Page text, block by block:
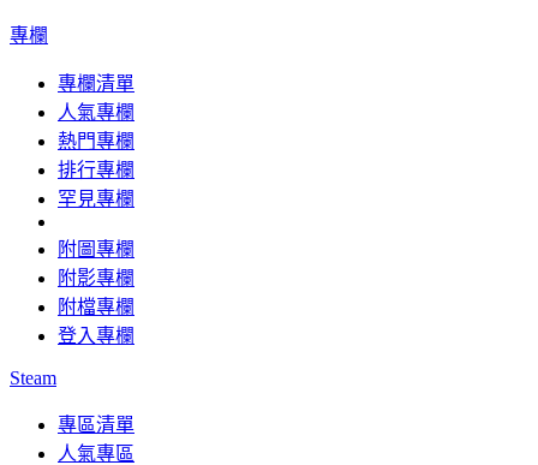
專欄
專欄清單
人氣專欄
熱門專欄
排行專欄
罕見專欄
附圖專欄
附影專欄
附檔專欄
登入專欄
Steam
專區清單
人氣專區